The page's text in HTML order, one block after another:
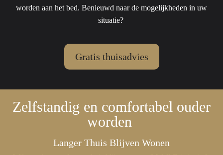
worden aan het bed. Benieuwd naar de mogelijkheden in uw
situatie?
Gratis thuisadvies
Zelfstandig en comfortabel ouder
worden
Langer Thuis Blijven Wonen